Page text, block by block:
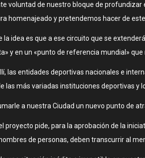
voluntad de nuestro bloque de
homenajeado y pretendemos hacer de
la idea es que a ese circuito que se
y en un «punto de referencia mundial»
las entidades deportivas nacionales e
las más variadas instituciones deportivas
a nuestra Ciudad un nuevo punto de
proyecto pide, para la aprobación de la
de personas, deben transcurrir al